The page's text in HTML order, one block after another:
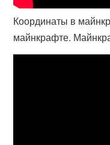
Координаты в
майнкрафте.